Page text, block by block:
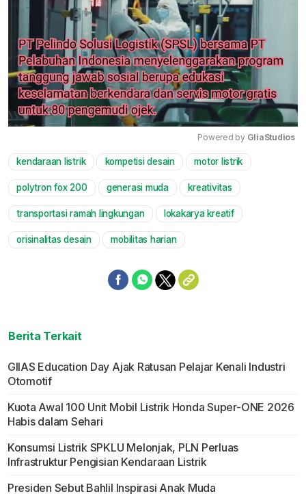
Mute
Powered by GliaStudios
kendaraan listrik kompetisi desain motor listrik
polytron fox 200 generasi muda kreativitas
transportasi ramah lingkungan lokakarya kreatif
orisinalitas desain mobilitas harian
Berita Terkait
GIIAS Education Day Ajak Ratusan Pelajar Kenali Industri
Otomotif
Kuota Awal 100 Unit Mobil Listrik Honda Super-ONE 2026
Habis dalam Sehari
Konsumsi Listrik SPKLU Melonjak, PLN Perluas
Infrastruktur Pengisian Kendaraan Listrik
Presiden Sebut Bahlil Inspirasi Anak Muda